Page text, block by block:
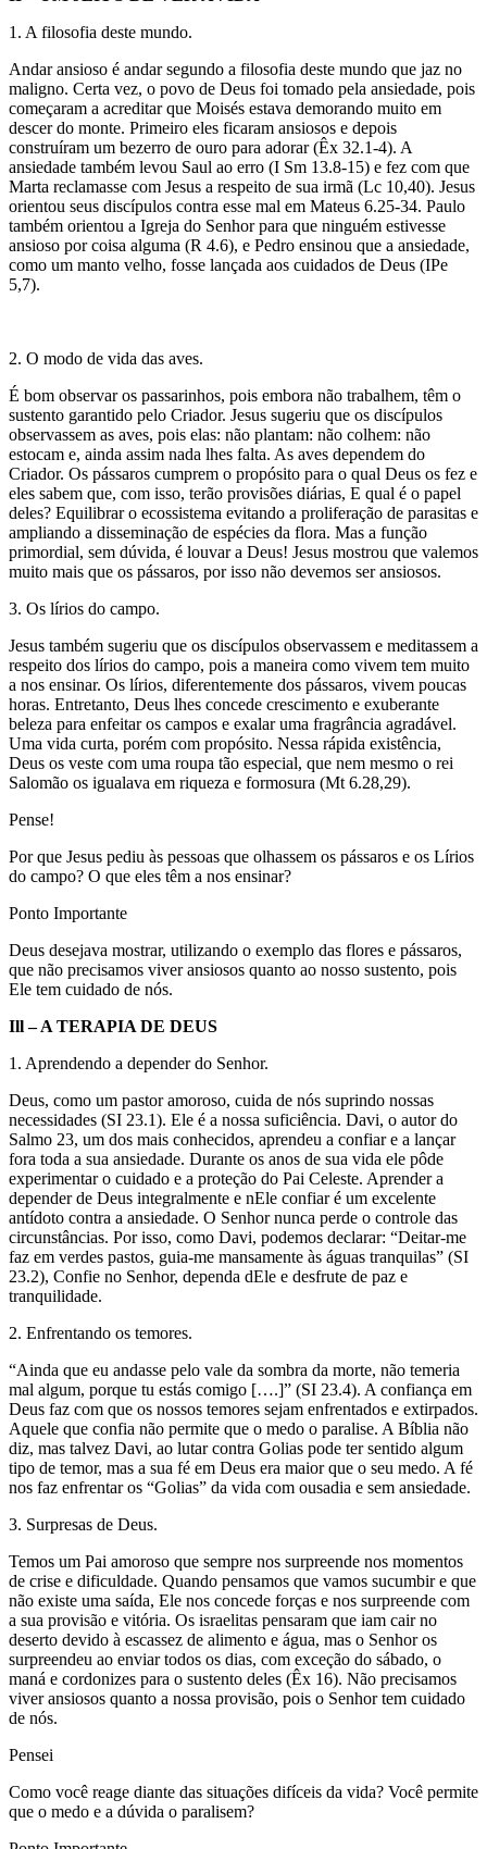
1. A filosofia deste mundo.
Andar ansioso é andar segundo a filosofia deste mundo que jaz no
maligno. Certa vez, o povo de Deus foi tomado pela ansiedade, pois
começaram a acreditar que Moisés estava demorando muito em
descer do monte. Primeiro eles ficaram ansiosos e depois
construíram um bezerro de ouro para adorar (Êx 32.1-4). A
ansiedade também levou Saul ao erro (I Sm 13.8-15) e fez com que
Marta reclamasse com Jesus a respeito de sua irmã (Lc 10,40). Jesus
orientou seus discípulos contra esse mal em Mateus 6.25-34. Paulo
também orientou a Igreja do Senhor para que ninguém estivesse
ansioso por coisa alguma (R 4.6), e Pedro ensinou que a ansiedade,
como um manto velho, fosse lançada aos cuidados de Deus (IPe
5,7).
2. O modo de vida das aves.
É bom observar os passarinhos, pois embora não trabalhem, têm o
sustento garantido pelo Criador. Jesus sugeriu que os discípulos
observassem as aves, pois elas: não plantam: não colhem: não
estocam e, ainda assim nada lhes falta. As aves dependem do
Criador. Os pássaros cumprem o propósito para o qual Deus os fez e
eles sabem que, com isso, terão provisões diárias, E qual é o papel
deles? Equilibrar o ecossistema evitando a proliferação de parasitas e
ampliando a disseminação de espécies da flora. Mas a função
primordial, sem dúvida, é louvar a Deus! Jesus mostrou que valemos
muito mais que os pássaros, por isso não devemos ser ansiosos.
3. Os lírios do campo.
Jesus também sugeriu que os discípulos observassem e meditassem a
respeito dos lírios do campo, pois a maneira como vivem tem muito
a nos ensinar. Os lírios, diferentemente dos pássaros, vivem poucas
horas. Entretanto, Deus lhes concede crescimento e exuberante
beleza para enfeitar os campos e exalar uma fragrância agradável.
Uma vida curta, porém com propósito. Nessa rápida existência,
Deus os veste com uma roupa tão especial, que nem mesmo o rei
Salomão os igualava em riqueza e formosura (Mt 6.28,29).
Pense!
Por que Jesus pediu às pessoas que olhassem os pássaros e os Lírios
do campo? O que eles têm a nos ensinar?
Ponto Importante
Deus desejava mostrar, utilizando o exemplo das flores e pássaros,
que não precisamos viver ansiosos quanto ao nosso sustento, pois
Ele tem cuidado de nós.
Ill – A TERAPIA DE DEUS
1. Aprendendo a depender do Senhor.
Deus, como um pastor amoroso, cuida de nós suprindo nossas
necessidades (SI 23.1). Ele é a nossa suficiência. Davi, o autor do
Salmo 23, um dos mais conhecidos, aprendeu a confiar e a lançar
fora toda a sua ansiedade. Durante os anos de sua vida ele pôde
experimentar o cuidado e a proteção do Pai Celeste. Aprender a
depender de Deus integralmente e nEle confiar é um excelente
antídoto contra a ansiedade. O Senhor nunca perde o controle das
circunstâncias. Por isso, como Davi, podemos declarar: “Deitar-me
faz em verdes pastos, guia-me mansamente às águas tranquilas” (SI
23.2), Confie no Senhor, dependa dEle e desfrute de paz e
tranquilidade.
2. Enfrentando os temores.
“Ainda que eu andasse pelo vale da sombra da morte, não temeria
mal algum, porque tu estás comigo [….]” (SI 23.4). A confiança em
Deus faz com que os nossos temores sejam enfrentados e extirpados.
Aquele que confia não permite que o medo o paralise. A Bíblia não
diz, mas talvez Davi, ao lutar contra Golias pode ter sentido algum
tipo de temor, mas a sua fé em Deus era maior que o seu medo. A fé
nos faz enfrentar os “Golias” da vida com ousadia e sem ansiedade.
3. Surpresas de Deus.
Temos um Pai amoroso que sempre nos surpreende nos momentos
de crise e dificuldade. Quando pensamos que vamos sucumbir e que
não existe uma saída, Ele nos concede forças e nos surpreende com
a sua provisão e vitória. Os israelitas pensaram que iam cair no
deserto devido à escassez de alimento e água, mas o Senhor os
surpreendeu ao enviar todos os dias, com exceção do sábado, o
maná e cordonizes para o sustento deles (Êx 16). Não precisamos
viver ansiosos quanto a nossa provisão, pois o Senhor tem cuidado
de nós.
Pensei
Como você reage diante das situações difíceis da vida? Você permite
que o medo e a dúvida o paralisem?